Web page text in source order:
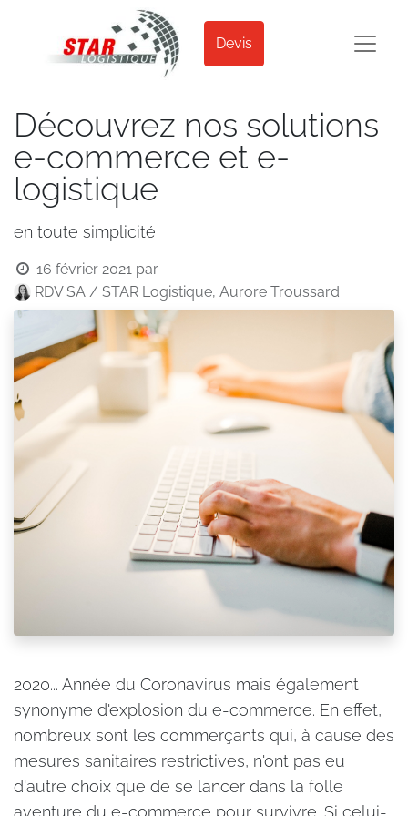
Devis
Découvrez nos solutions
e-commerce et e-
logistique
en toute simplicité
16 février 2021 par
RDV SA / STAR Logistique, Aurore Troussard
2020... Année du Coronavirus mais également
synonyme d'explosion du e-commerce. En effet,
nombreux sont les commerçants qui, à cause des
mesures sanitaires restrictives, n'ont pas eu
d'autre choix que de se lancer dans la folle